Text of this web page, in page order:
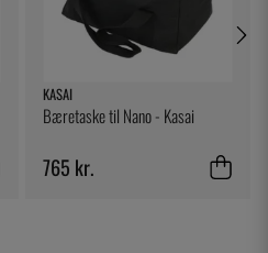
KASAI
Bæretaske til Nano - Kasai
765 kr.